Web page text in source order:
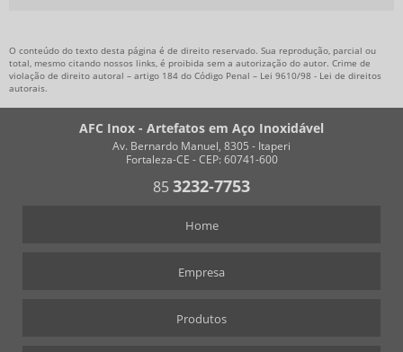
O conteúdo do texto desta página é de direito reservado. Sua reprodução, parcial ou
total, mesmo citando nossos links, é proibida sem a autorização do autor. Crime de
violação de direito autoral – artigo 184 do Código Penal – Lei 9610/98 - Lei de direitos
autorais.
AFC Inox - Artefatos em Aço Inoxidável
Av. Bernardo Manuel, 8305 - Itaperi
Fortaleza-CE - CEP: 60741-600
853232-7753
Home
Empresa
Produtos